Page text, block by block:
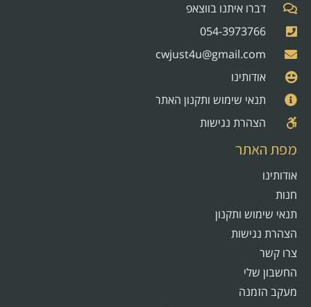
דברו איתנו בווצאפ
054-3973766
cwjust4u@gmail.com
אודותינו
תנאי שימוש ותקנון האתר
הצהרת נגישות
מפת האתר
אודותינו
חנות
תנאי שימוש ותקנון
הצהרת נגישות
צרו קשר
החשבון שלי
מעקב הזמנה